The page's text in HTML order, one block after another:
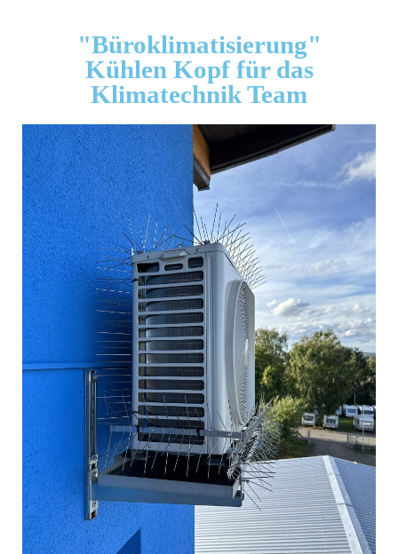
"Büroklimatisierung"
Kühlen Kopf für das
Klimatechnik Team